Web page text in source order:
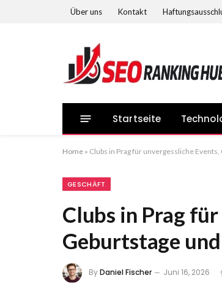
Über uns Kontakt
Startseite
Home » Clubs in Prag für unvergessliche
GESCHÄFT
Clubs in Prag
Geburtstage
ByDaniel Fischer Juni 16, 2026